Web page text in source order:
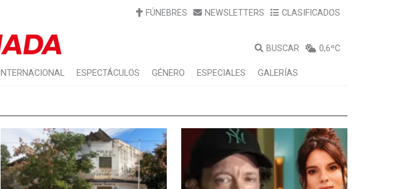
FÚNEBRES NEWSLETTERS CLASIFICADOS
BUSCAR 0,6ºC
INTERNACIONAL ESPECTÁCULOS GÉNERO ESPECIALES GALERÍAS